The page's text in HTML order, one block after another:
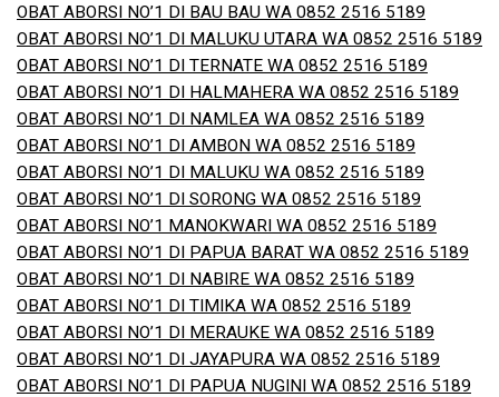
OBAT ABORSI NO’1 DI BAU BAU WA 0852 2516 5189
OBAT ABORSI NO’1 DI MALUKU UTARA WA 0852 2516 5189
OBAT ABORSI NO’1 DI TERNATE WA 0852 2516 5189
OBAT ABORSI NO’1 DI HALMAHERA WA 0852 2516 5189
OBAT ABORSI NO’1 DI NAMLEA WA 0852 2516 5189
OBAT ABORSI NO’1 DI AMBON WA 0852 2516 5189
OBAT ABORSI NO’1 DI MALUKU WA 0852 2516 5189
OBAT ABORSI NO’1 DI SORONG WA 0852 2516 5189
OBAT ABORSI NO’1 MANOKWARI WA 0852 2516 5189
OBAT ABORSI NO’1 DI PAPUA BARAT WA 0852 2516 5189
OBAT ABORSI NO’1 DI NABIRE WA 0852 2516 5189
OBAT ABORSI NO’1 DI TIMIKA WA 0852 2516 5189
OBAT ABORSI NO’1 DI MERAUKE WA 0852 2516 5189
OBAT ABORSI NO’1 DI JAYAPURA WA 0852 2516 5189
OBAT ABORSI NO’1 DI PAPUA NUGINI WA 0852 2516 5189